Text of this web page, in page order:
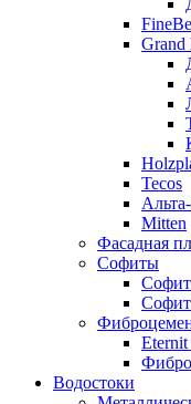
Grand
Tecos
Mitten
Фасадная
Софиты
Eternit
Водостоки